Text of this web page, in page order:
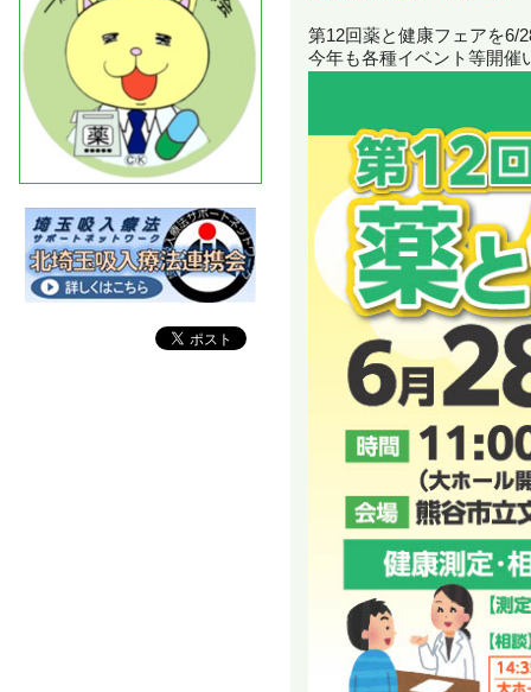
第12回薬と健康フェアを6/
今年も各種イベント等開催